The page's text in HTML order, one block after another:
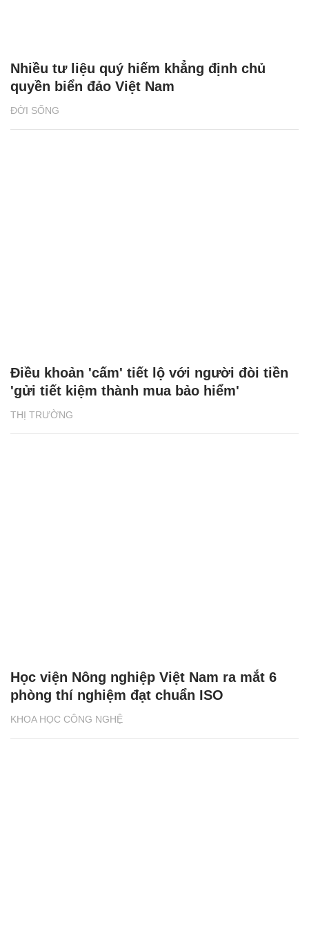
ĐỜI SỐNG
Nhiều tư liệu quý hiếm khẳng định chủ
quyền biển đảo Việt Nam
THỊ TRƯỜNG
Điều khoản 'cấm' tiết lộ với người đòi tiền
'gửi tiết kiệm thành mua bảo hiểm'
KHOA HỌC CÔNG NGHỆ
Học viện Nông nghiệp Việt Nam ra mắt 6
phòng thí nghiệm đạt chuẩn ISO